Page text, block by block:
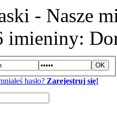
- Nasze
imieniny:
hasło? Zarejestruj się!